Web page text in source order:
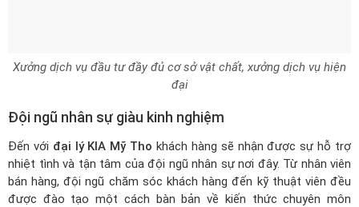
Xưởng dịch vụ đầu tư đầy đủ cơ sở vật chất, xưởng dịch vụ hiện
đại
Đội ngũ nhân sự giàu kinh nghiệm
Đến với đại lý KIA Mỹ Tho khách hàng sẽ nhận được sự hỗ trợ
nhiệt tình và tận tâm của đội ngũ nhân sự nơi đây. Từ nhân viên
bán hàng, đội ngũ chăm sóc khách hàng đến kỹ thuật viên đều
được đào tạo một cách bàn bản về kiến thức chuyên môn